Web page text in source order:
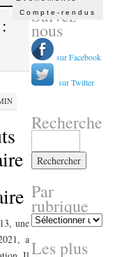
Compte-rendus
une
a
Suivez-
nous
sur Facebook
sur Twitter
Recherche
Par
rubrique
Par
Les plus